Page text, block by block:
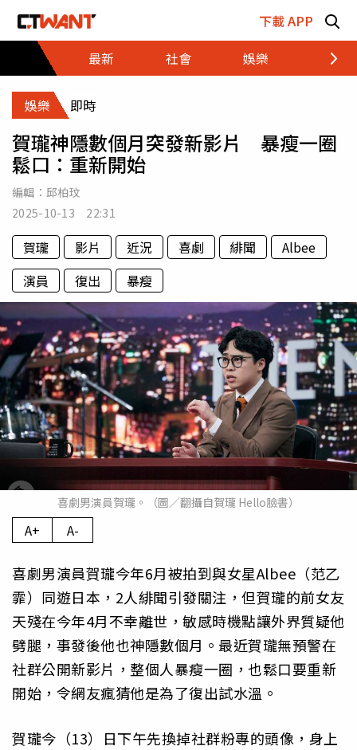
下載 APP
最新
社會 娛樂 財經
娛樂 即時
賀瓏神隱數個月突發新影片 暴瘦一圈
鬆口：重新開始
編輯： 邱柏玟
2025-10-13 22:31
賀瓏 影片 近況 喜劇 緋聞
Albee
演員
復出 暴瘦
喜劇男演員賀瓏。（圖／翻攝自賀瓏 Hello臉書）
A+ A-
喜劇男演員賀瓏今年6月被拍到與女星Albee（范乙
霏）同遊日本，2人緋聞引發關注，但賀瓏的前女友
天殘在今年4月不幸離世，敏感時機點讓外界質疑他
劈腿，事發後他也神隱數個月。最近賀瓏無預警在
社群公開新影片，整個人暴瘦一圈，也鬆口要重新
開始，令網友瘋猜他是為了復出試水溫。
賀瓏今（13）日下午先換掉社群粉專的頭像，身上